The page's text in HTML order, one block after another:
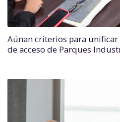
Aúnan criterios para
de acceso de Parques